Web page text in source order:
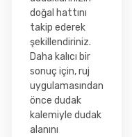
doğal hattını
takip ederek
şekillendiriniz.
Daha kalıcı bir
sonuç için, ruj
uygulamasından
önce dudak
kalemiyle dudak
alanını